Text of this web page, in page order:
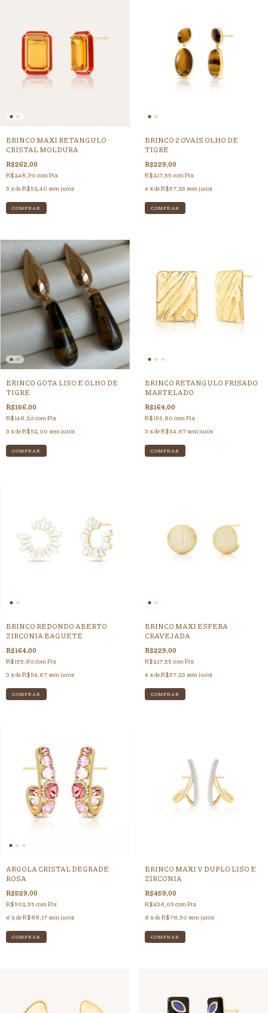
BRINCO MAXI RETANGULO
CRISTAL MOLDURA
R$262,00
R$248,90 com Pix
5 x deR$52,40 sem juros
BRINCO 2 OVAIS OLHO DE
TIGRE
R$229,00
R$217,55 com Pix
4 x deR$57,25 sem juros
BRINCO GOTA LISO E OLHO DE
TIGRE
R$156,00
R$148,20 comPix
3 x deR$52,00 sem juros
BRINCO RETANGULO FRISADO
MARTELADO
R$164,00
R$155,80 comPix
3 x deR$54,67 sem juros
BRINCO REDONDO ABERTO
ZIRCONIA BAGUETE
R$164,00
R$155,80 com Pix
3 x deR$54,67 sem juros
BRINCO MAXI ESFERA
CRAVEJADA
R$229,00
R$217,55 com Pix
4 x deR$57,25 sem juros
ARGOLA CRISTAL DEGRADE
ROSA
R$529,00
R$502,55 comPix
6 x deR$88,17 sem juros
BRINCO MAXI V DUPLO LISO E
ZIRCONIA
R$459,00
R$436,05 comPix
6 x deR$76,50 sem juros